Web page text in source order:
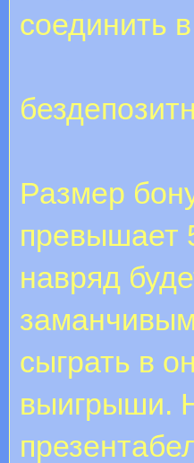
соединить
Размер
превышает
навряд
сыграть в
выигрыши.